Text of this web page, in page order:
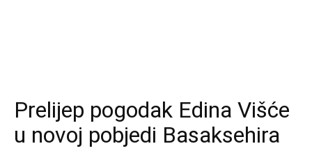
Prelijep pogodak Edina Višće
u novoj pobjedi Basaksehira